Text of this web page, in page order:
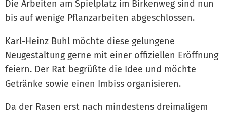
Die Arbeiten am Spielplatz im Birkenweg sind nun
bis auf wenige Pflanzarbeiten abgeschlossen.
Karl-Heinz Buhl möchte diese gelungene
Neugestaltung gerne mit einer offiziellen Eröffnung
feiern. Der Rat begrüßte die Idee und möchte
Getränke sowie einen Imbiss organisieren.
Da der Rasen erst nach mindestens dreimaligem